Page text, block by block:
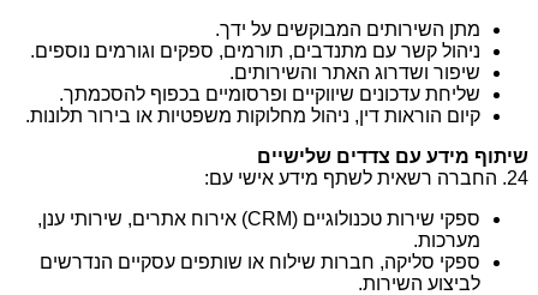
מתן השירותים המבוקשים על ידך.
ניהול קשר עם מתנדבים, תורמים, ספקים וגורמים נוספים.
שיפור ושדרוג האתר והשירותים.
שליחת עדכונים שיווקיים ופרסומיים בכפוף להסכמתך.
קיום הוראות דין, ניהול מחלוקות משפטיות או בירור תלונות.
שיתוף מידע עם צדדים שלישיים
24. החברה רשאית לשתף מידע אישי עם:
ספקי שירות טכנולוגיים (CRM) אירוח אתרים, שירותי ענן,
מערכות.
ספקי סליקה, חברות שילוח או שותפים עסקיים הנדרשים
לביצוע השירות.